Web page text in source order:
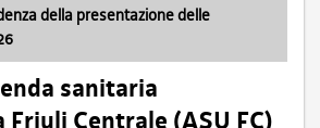
della presentazione delle
sanitaria
Centrale (ASU FC)